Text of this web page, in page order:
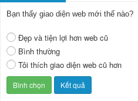
Bạn thấy giao diện web mới thế nào?
Đẹp và tiện lợi hơn web cũ
Bình thường
Tôi thích giao diện web cũ hơn